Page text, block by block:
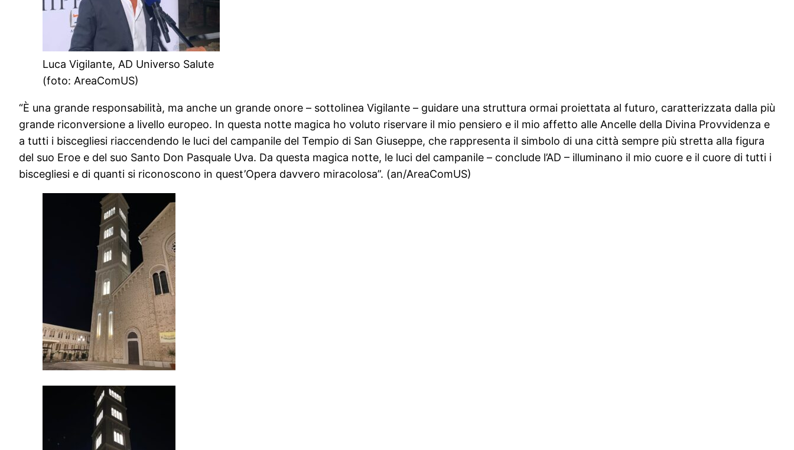
Luca Vigilante, AD Universo Salute
(foto: AreaComUS)
“È una grande responsabilità, ma anche un grande onore – sottolinea Vigilante – guidare una struttura ormai proiettata al futuro, caratterizzata dalla più
grande riconversione a livello europeo. In questa notte magica ho voluto riservare il mio pensiero e il mio affetto alle Ancelle della Divina Provvidenza e
a tutti i biscegliesi riaccendendo le luci del campanile del Tempio di San Giuseppe, che rappresenta il simbolo di una città sempre più stretta alla figura
del suo Eroe e del suo Santo Don Pasquale Uva. Da questa magica notte, le luci del campanile – conclude l’AD – illuminano il mio cuore e il cuore di tutti i
biscegliesi e di quanti si riconoscono in quest’Opera davvero miracolosa”. (an/AreaComUS)